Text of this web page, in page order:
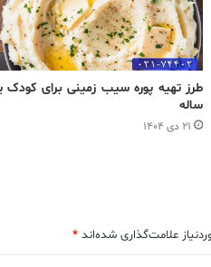
طرز تهیه پوره سیب زمینی برای
ساله
۲۱ دی ۱۴۰۴
علامت‌گذاری شده‌اند *